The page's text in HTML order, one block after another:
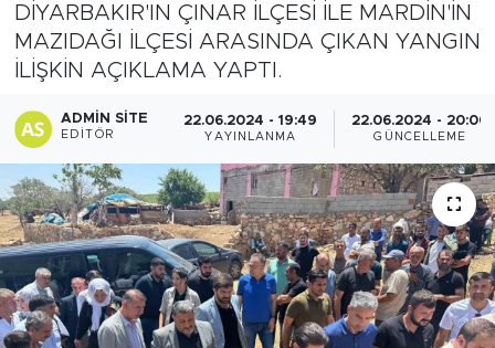
DİYARBAKIR'IN ÇINAR İLÇESİ İLE MARDİN'İN
MAZIDAĞI İLÇESİ ARASINDA ÇIKAN YANGIN
İLİŞKİN AÇIKLAMA YAPTI.
ADMIN SITE
EDITÖR
22.06.2024 - 19:49
YAYINLANMA
22.06.2024 - 20:00
GÜNCELLEME
MD Prestij Dergisi
Yaşam
Sağlık
Eğitim
Haber Arşivi